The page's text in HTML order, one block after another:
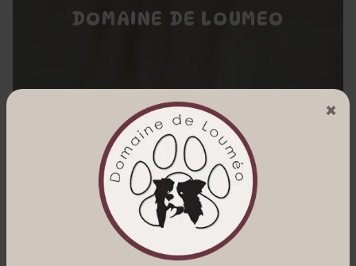
×
DOMAINE DE LOUMEO